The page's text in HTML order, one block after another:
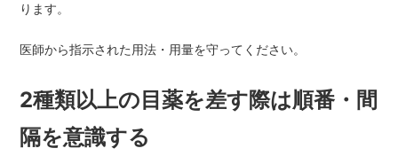
ります。
医師から指示された用法・用量を守ってください。
2種類以上の目薬を差す際は順番・間
隔を意識する